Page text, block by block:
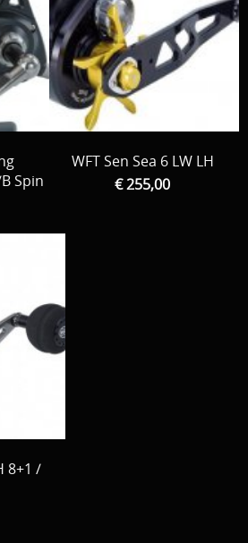
Spin
WFT Sen Sea 6 LW LH
€ 255,00
8+1 /